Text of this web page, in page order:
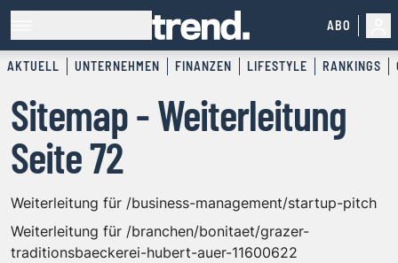
ABO
AKTUELL UNTERNEHMEN FINANZEN LIFESTYLE RANKINGS
Sitemap - Weiterleitung
Seite 72
Weiterleitung für /business-management/startup-pitch
Weiterleitung für /branchen/bonitaet/grazer-
traditionsbaeckerei-hubert-auer-11600622